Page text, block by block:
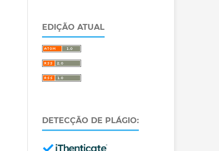
EDIÇÃO ATUAL
DETECÇÃO DE PLÁGIO: